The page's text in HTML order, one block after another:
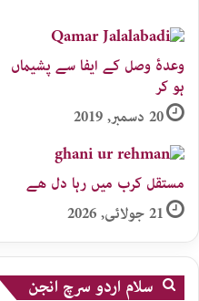
وعدۂ وصل کے ایفا سے پشیماں
ہو کر
20 دسمبر, 2019
مستقل کرب میں رہا دل ھے
21 جولائی, 2026
سلام اردو سرچ انجن